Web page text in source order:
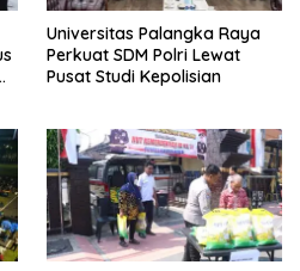
Universitas Palangka Raya
Perkuat SDM Polri Lewat
Pusat Studi Kepolisian